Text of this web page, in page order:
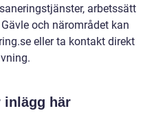
arbetssätt
och närområdet kan
eller ta kontakt direkt
inlägg här